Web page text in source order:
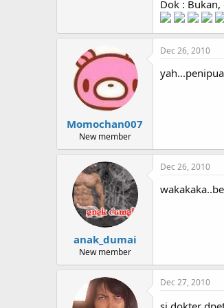
Dok :
Momochan007
New member
Dec 26, 2010
anak_dumai
New member
Dec 26, 2010
Dec 27, 2010